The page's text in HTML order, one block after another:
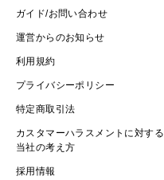
ガイド/お問い合わせ
運営からのお知らせ
利用規約
プライバシーポリシー
特定商取引法
カスタマーハラスメントに対する
当社の考え方
採用情報